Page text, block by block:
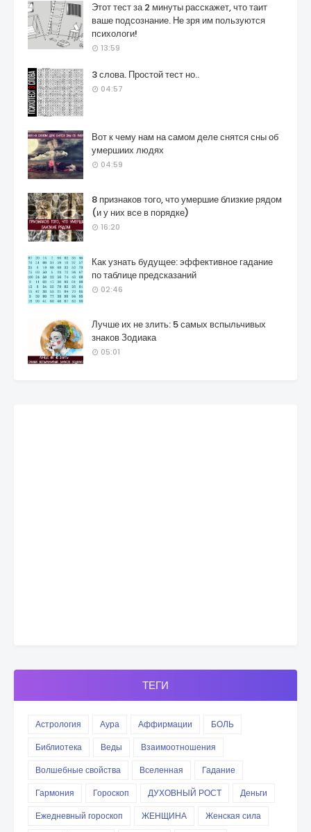
Этот тест за 2 минуты расскажет, что таит
ваше подсознание. Не зря им пользуются
психологи!
13:59
3 слова. Простой тест но..
04:57
Вот к чему нам на самом деле снятся сны об
умершиих людях
04:59
8 признаков того, что умершие близкие рядом
(и у них все в порядке)
16:20
Как узнать будущее: эффективное гадание
по таблице предсказаний
02:46
Лучше их не злить: 5 самых вспыльчивых
знаков Зодиака
05:01
ТЕГИ
Астрология Аура Аффирмации
БОЛЬ
Библиотека
Веды
Взаимоотношения
Волшебные свойства
Вселенная
Гадание
Гармония
Гороскоп ДУХОВНЫЙ РОСТ
Деньги
Ежедневный гороскоп
ЖЕНЩИНА
Женская сила